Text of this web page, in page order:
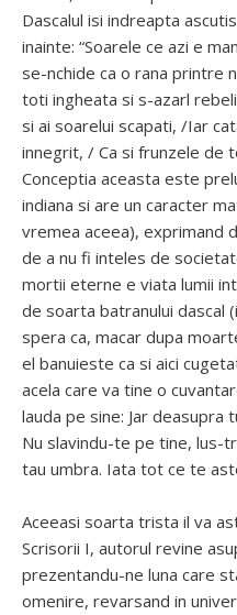
Dascalul isi indreapta
inainte: “Soarele ce azi e
se-nchide ca o rana printre
toti ingheata si s-azarl
si ai soarelui scapati, /Iar
innegrit, / Ca si frunzele de
Conceptia aceasta este
indiana si are un caracter
vremea aceea), exprimand
de a nu fi inteles de
mortii eterne e viata lumii
de soarta batranului dascal
spera ca, macar dupa
el banuieste ca si aici
acela care va tine o
lauda pe sine: Jar
Nu slavindu-te pe tine, lus-
tau umbra. Iata tot ce te
Aceeasi soarta trista il va
Scrisorii I, autorul revine
prezentandu-ne luna care
omenire, revarsand in